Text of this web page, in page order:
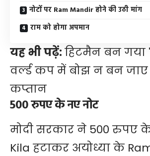
नोटों पर Ram Mandir होने की उठी मांग
राम को होगा अपमान
यह भी पढ़ें:हिटमैन बन गया
वर्ल्ड कप में बोझ न बन जाए
कप्तान
500 रुपए के नए नोट
मोदी सरकार ने 500 रुपए
Kila हटाकर अयोध्या के